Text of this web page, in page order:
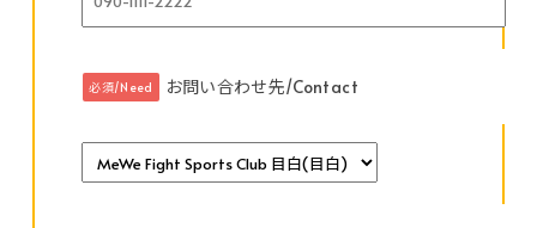
必須/Need お問い合わせ先/Contact